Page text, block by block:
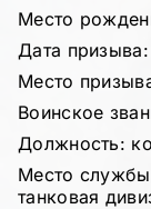
Место
Дата
Место
Воинское
Должность:
Место
танковая